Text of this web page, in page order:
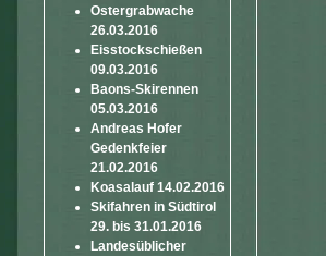
Ostergrabwache
26.03.2016
Eisstockschießen
09.03.2016
Baons-Skirennen
05.03.2016
Andreas Hofer
Gedenkfeier
21.02.2016
Koasalauf 14.02.2016
Skifahren in Südtirol
29. bis 31.01.2016
Landesüblicher